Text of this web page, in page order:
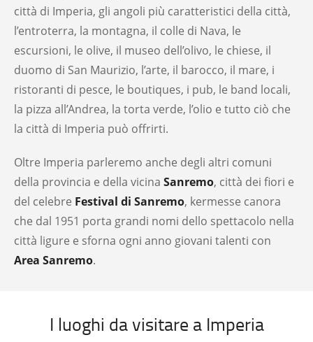
città di Imperia, gli angoli più caratteristici della città,
l’entroterra, la montagna, il colle di Nava, le
escursioni, le olive, il museo dell’olivo, le chiese, il
duomo di San Maurizio, l’arte, il barocco, il mare, i
ristoranti di pesce, le boutiques, i pub, le band locali,
la pizza all’Andrea, la torta verde, l’olio e tutto ciò che
la città di Imperia può offrirti.
Oltre Imperia parleremo anche degli altri comuni
della provincia e della vicina Sanremo, città dei fiori e
del celebre Festival di Sanremo, kermesse canora
che dal 1951 porta grandi nomi dello spettacolo nella
città ligure e sforna ogni anno giovani talenti con
Area Sanremo.
I luoghi da visitare a Imperia